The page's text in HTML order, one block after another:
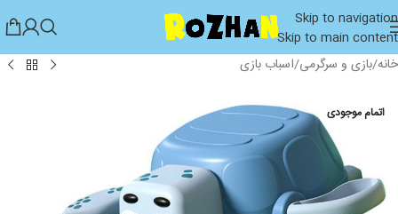
Skip to navigation
Skip to main content
خانه/بازی و سرگرمی/اسباب بازی
اتمام موجودی